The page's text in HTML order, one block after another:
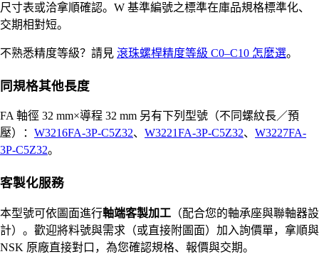
尺寸表或洽拿順確認。W 基準編號之標準在庫品規格標準化、
交期相對短。
不熟悉精度等級？請見 滾珠螺桿精度等級 C0–C10 怎麼選。
同規格其他長度
FA 軸徑 32 mm×導程 32 mm 另有下列型號（不同螺紋長／預
壓）： W3216FA-3P-C5Z32、 W3221FA-3P-C5Z32、 W3227FA-
3P-C5Z32。
客製化服務
本型號可依圖面進行軸端客製加工 （配合您的軸承座與聯軸器設
計）。歡迎將料號與需求（或直接附圖面）加入詢價單，拿順與
NSK 原廠直接對口，為您確認規格、報價與交期。